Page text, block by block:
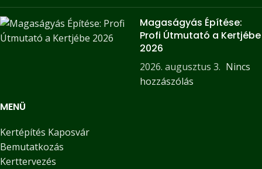
Magaságyás Építése:
Profi Útmutató a Kertjébe
2026
2026. augusztus 3. Nincs
hozzászólás
MENÜ
Kertépítés Kaposvár
Bemutatkozás
Kerttervezés